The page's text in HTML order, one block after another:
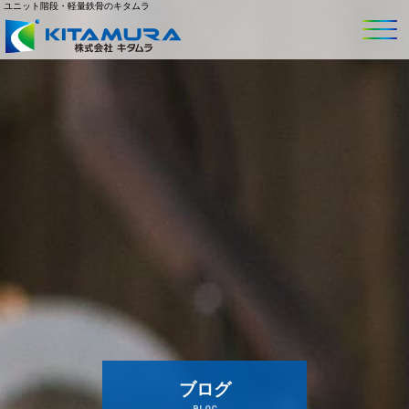
ユニット階段・軽量鉄骨のキタムラ
ブログ